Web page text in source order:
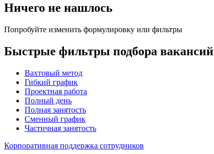
Ничего не нашлось
Попробуйте изменить формулировку или фильтры
Быстрые фильтры подбора вакансий
Вахтовый метод
Гибкий график
Проектная работа
Полный день
Полная занятость
Сменный график
Частичная занятость
Корпоративная поддержка сотрудников